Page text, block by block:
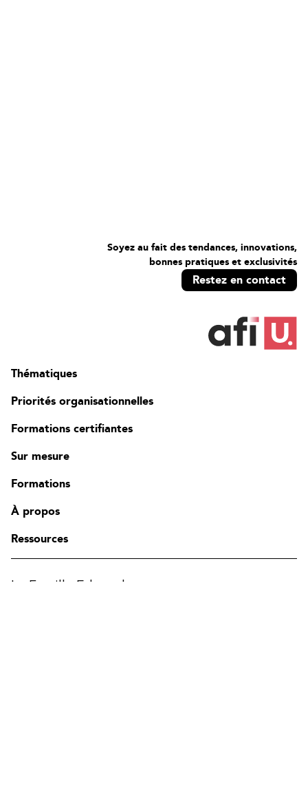
Contact
Modifier la région
Soyez au fait des tendances, innovations,
bonnes pratiques et exclusivités
Restez en contact
Thématiques
Priorités organisationnelles
Formations certifiantes
Sur mesure
Formations
À propos
Ressources
La Famille Edgenda